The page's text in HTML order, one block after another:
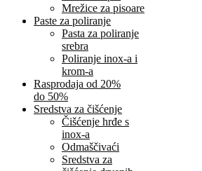
Mrežice za pisoare
Paste za poliranje
Pasta za poliranje
srebra
Poliranje inox-a i
krom-a
Rasprodaja od 20%
do 50%
Sredstva za čišćenje
Čišćenje hrđe s
inox-a
Odmaščivaći
Sredstva za